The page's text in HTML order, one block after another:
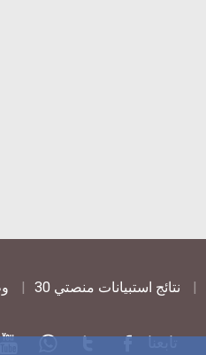
نتائج استبيانات منصتي 30
تابعنا